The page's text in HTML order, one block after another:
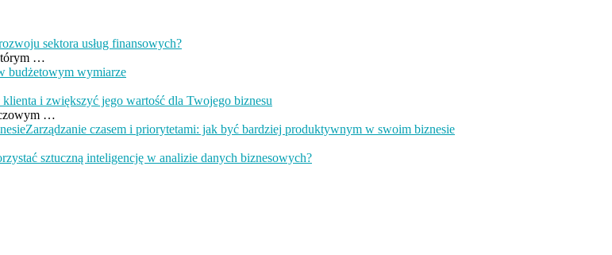
sektora usług finansowych?
…
budżetowym wymiarze
klienta i zwiększyć jego wartość dla Twojego biznesu
…
Zarządzanie czasem i priorytetami: jak być bardziej produktywnym w swoim biznesie
sztuczną inteligencję w analizie danych biznesowych?